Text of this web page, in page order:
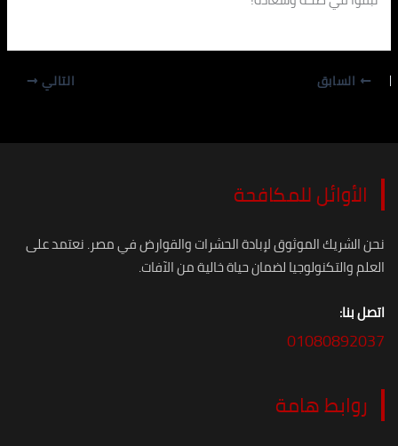
السابق التالي
الأوائل للمكافحة
نحن الشريك الموثوق لإبادة الحشرات والقوارض في مصر. نعتمد على
العلم والتكنولوجيا لضمان حياة خالية من الآفات.
اتصل بنا:
01080892037
روابط هامة